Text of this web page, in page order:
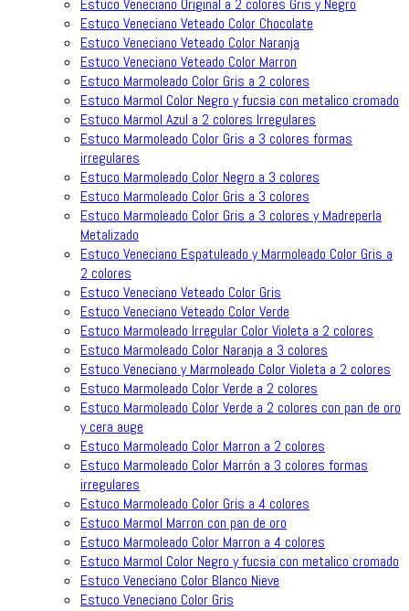
Estuco Veneciano Original a 2 colores Gris y Negro
Estuco Veneciano Veteado Color Chocolate
Estuco Veneciano Veteado Color Naranja
Estuco Veneciano Veteado Color Marron
Estuco Marmoleado Color Gris a 2 colores
Estuco Marmol Color Negro y fucsia con metalico cromado
Estuco Marmol Azul a 2 colores Irregulares
Estuco Marmoleado Color Gris a 3 colores formas
irregulares
Estuco Marmoleado Color Negro a 3 colores
Estuco Marmoleado Color Gris a 3 colores
Estuco Marmoleado Color Gris a 3 colores y Madreperla
Metalizado
Estuco Veneciano Espatuleado y Marmoleado Color Gris a
2 colores
Estuco Veneciano Veteado Color Gris
Estuco Veneciano Veteado Color Verde
Estuco Marmoleado Irregular Color Violeta a 2 colores
Estuco Marmoleado Color Naranja a 3 colores
Estuco Veneciano y Marmoleado Color Violeta a 2 colores
Estuco Marmoleado Color Verde a 2 colores
Estuco Marmoleado Color Verde a 2 colores con pan de oro
y cera auge
Estuco Marmoleado Color Marron a 2 colores
Estuco Marmoleado Color Marrón a 3 colores formas
irregulares
Estuco Marmoleado Color Gris a 4 colores
Estuco Marmol Marron con pan de oro
Estuco Marmoleado Color Marron a 4 colores
Estuco Marmol Color Negro y fucsia con metalico cromado
Estuco Veneciano Color Blanco Nieve
Estuco Veneciano Color Gris